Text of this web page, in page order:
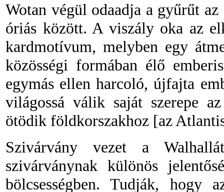
Wotan végül odaadja a gyűrűt
óriás között. A viszály oka az
kardmotívum, melyben egy
közösségi formában élő
egymás ellen harcoló, újfajta
világossá válik saját szerepe
ötödik földkorszakhoz [az
Szivárvány vezet a
szivárványnak különös
bölcsességben. Tudják, hogy